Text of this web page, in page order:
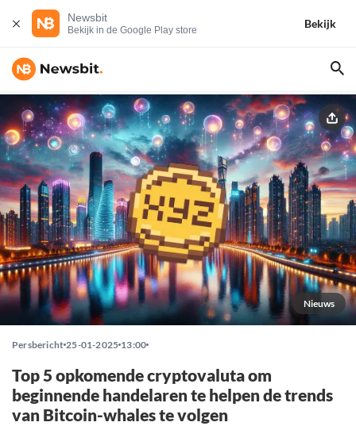
Newsbit
Bekijk in de Google Play store
Bekijk
Nieuws
Persbericht 25-01-2025 13:00
Top 5 opkomende cryptovaluta om
beginnende handelaren te helpen de trends
van Bitcoin-whales te volgen